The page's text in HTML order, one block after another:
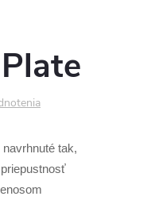
tak,